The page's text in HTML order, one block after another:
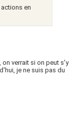
en
verrait si on peut s'y
je ne suis pas du